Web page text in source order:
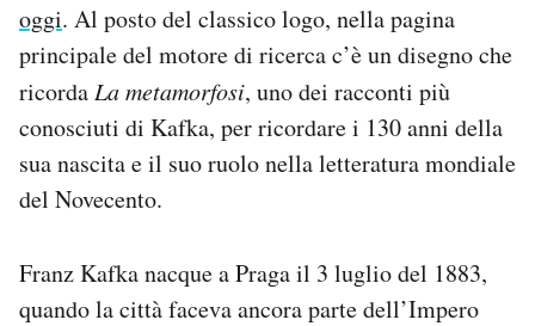
SHOP
CALENDARIO
AREA PERSONALE
Newsletter
Notifiche mobile
oggi. Al posto del classico logo, nella pagina
principale del motore di ricerca c’è un disegno che
ricorda La metamorfosi, uno dei racconti più
conosciuti di Kafka, per ricordare i 130 anni della
sua nascita e il suo ruolo nella letteratura mondiale
del Novecento.
Franz Kafka nacque a Praga il 3 luglio del 1883,
quando la città faceva ancora parte dell’Impero